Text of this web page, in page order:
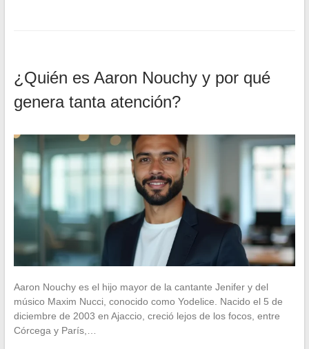
¿Quién es Aaron Nouchy y por qué
genera tanta atención?
Aaron Nouchy es el hijo mayor de la cantante Jenifer y del
músico Maxim Nucci, conocido como Yodelice. Nacido el 5 de
diciembre de 2003 en Ajaccio, creció lejos de los focos, entre
Córcega y París,…